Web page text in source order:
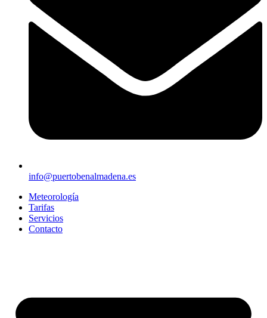
info@puertobenalmadena.es
Meteorología
Tarifas
Servicios
Contacto